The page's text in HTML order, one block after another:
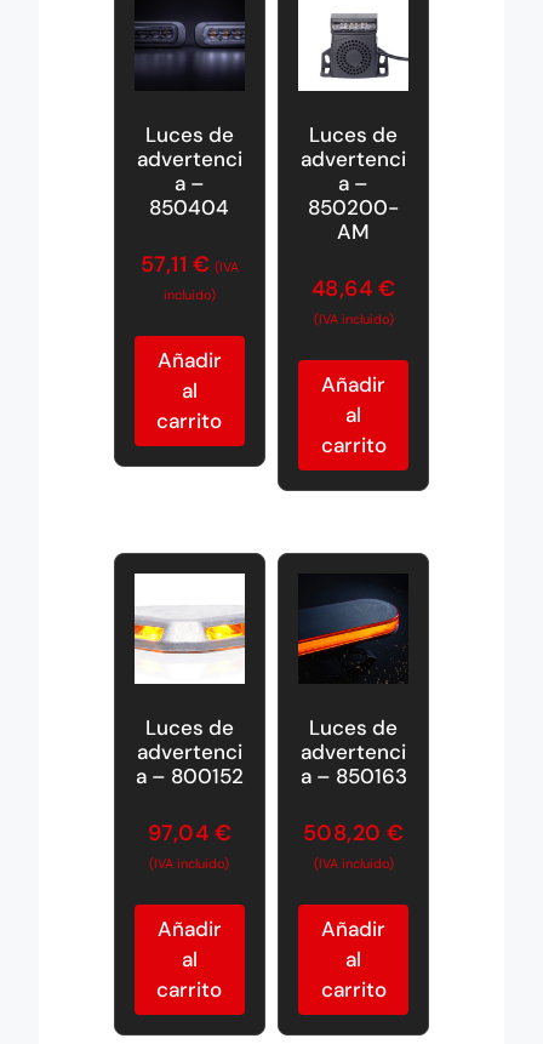
Luces de
advertenci
a –
850404
57,11 € (IVA
incluido)
Añadir
al
carrito
Luces de
advertenci
a –
850200-
AM
48,64 €
(IVA incluido)
Añadir
al
carrito
Luces de
advertenci
a – 800152
97,04 €
(IVA incluido)
Añadir
al
carrito
Luces de
advertenci
a – 850163
508,20€
(IVA incluido)
Añadir
al
carrito